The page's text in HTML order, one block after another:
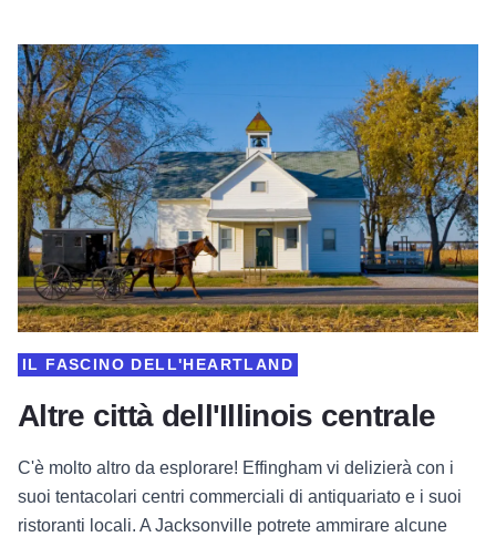
Altre città dell'Illinois centrale
IL FASCINO DELL'HEARTLAND
C'è molto altro da esplorare! Effingham vi delizierà con i
suoi tentacolari centri commerciali di antiquariato e i suoi
ristoranti locali. A Jacksonville potrete ammirare alcune